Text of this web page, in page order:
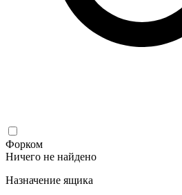
Форком
Ничего не найдено
Назначение ящика